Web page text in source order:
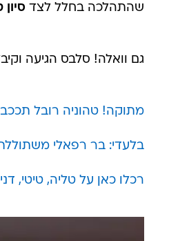
שהתהלכה בחלל לצד
גם וואלה! סלבס הגיעה
מתוקה! טהוניה רובל
בלעדי: בר רפאלי
רכלו כאן על טליה, טיטי,